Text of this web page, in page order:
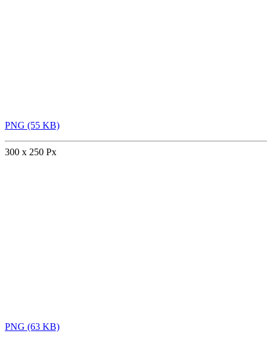
PNG (55 KB)
300 x 250 Px
PNG (63 KB)